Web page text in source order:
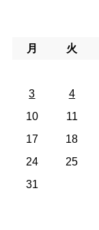
月
火
3
4
10
11
17
18
24
25
31